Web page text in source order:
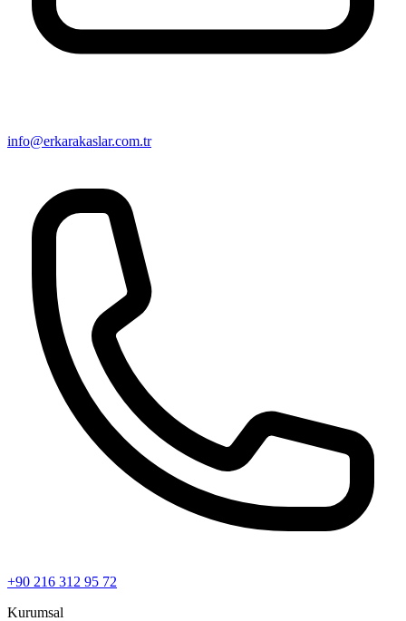
info@erkarakaslar.com.tr
+90 216 312 95 72
Kurumsal